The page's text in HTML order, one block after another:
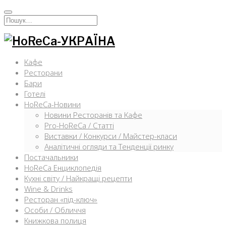
Перейти
кИскать:
Кафе
Ресторани
Бари
Готелі
HoReCa-Новини
Новини Ресторанів та Кафе
Pro-HoReCa / Статті
Виставки / Конкурси / Майстер-класи
Аналітичні огляди та Тенденції ринку
Постачальники
HoReCa Енциклопедія
Кухні світу / Найкращі рецепти
Wine & Drinks
Ресторан «під-ключ»
Особи / Обличчя
Книжкова полиця